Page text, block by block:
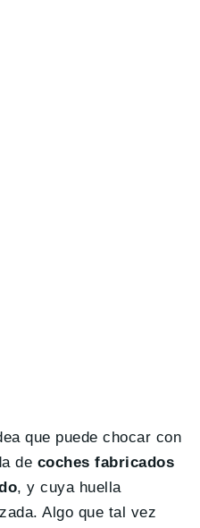
que puede chocar con
de coches fabricados
, y cuya huella
Algo que tal vez